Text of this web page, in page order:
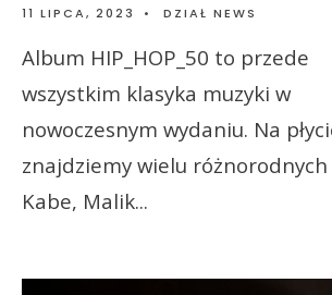
11 LIPCA, 2023 • DZIAŁ NEWS
Album HIP_HOP_50 to przede
wszystkim klasyka muzyki w
nowoczesnym wydaniu. Na
znajdziemy wielu różnorodnych
Kabe, Malik...